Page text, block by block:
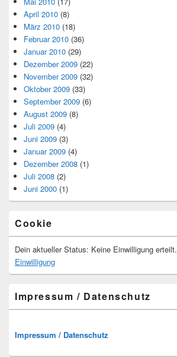
April 2010 (8)
März 2010 (18)
Februar 2010 (36)
Januar 2010 (29)
Dezember 2009 (22)
November 2009 (32)
Oktober 2009 (33)
September 2009 (6)
August 2009 (8)
Juli 2009 (4)
Juni 2009 (3)
Januar 2009 (4)
Dezember 2008 (1)
Juli 2008 (2)
Juni 2000 (1)
Cookie
Dein aktueller Status: Keine Einwilligung erteilt.
Einwilligung
Impressum / Datenschutz
Impressum / Datenschutz